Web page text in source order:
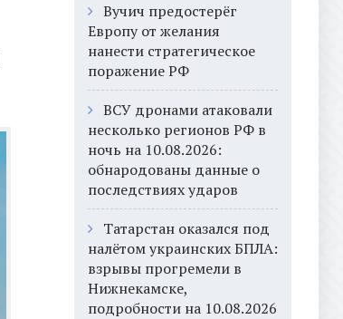
Вучич предостерёг
Европу от желания
нанести стратегическое
поражение РФ
ВСУ дронами атаковали
несколько регионов РФ в
ночь на 10.08.2026:
обнародованы данные о
последствиях ударов
Татарстан оказался под
налётом украинских БПЛА:
взрывы прогремели в
Нижнекамске,
подробности на 10.08.2026